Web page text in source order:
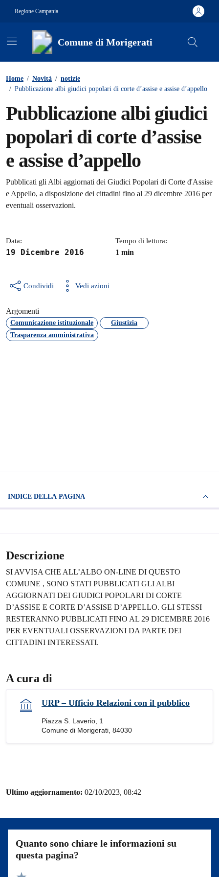
Regione Campania
Comune di Morigerati
Home / Novità / notizie
/ Pubblicazione albi giudici popolari di corte d’assise e assise d’appello
Pubblicazione albi giudici
popolari di corte d’assise
e assise d’appello
Dettagli della notizia
Pubblicati gli Albi aggiornati dei Giudici Popolari di Corte d'Assise
e Appello, a disposizione dei cittadini fino al 29 dicembre 2016 per
eventuali osservazioni.
Data:
19 Dicembre 2016
Tempo di lettura:
1 min
Condividi Vedi azioni
Argomenti
Comunicazione istituzionale
Giustizia
Trasparenza amministrativa
INDICE DELLA PAGINA
Descrizione
SI AVVISA CHE ALL’ALBO ON-LINE DI QUESTO
COMUNE , SONO STATI PUBBLICATI GLI ALBI
AGGIORNATI DEI GIUDICI POPOLARI DI CORTE
D’ASSISE E CORTE D’ASSISE D’APPELLO. GLI STESSI
RESTERANNO PUBBLICATI FINO AL 29 DICEMBRE 2016
PER EVENTUALI OSSERVAZIONI DA PARTE DEI
CITTADINI INTERESSATI.
A cura di
URP – Ufficio Relazioni con il pubblico
Piazza S. Laverio, 1
Comune di Morigerati, 84030
Ultimo aggiornamento: 02/10/2023, 08:42
Quanto sono chiare le informazioni su
questa pagina?